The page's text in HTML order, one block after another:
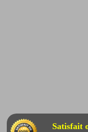
Satisfait